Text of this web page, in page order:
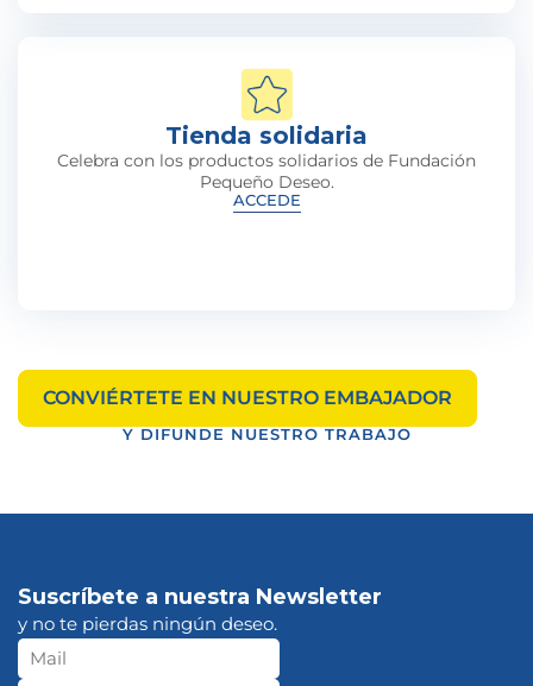
Tienda solidaria
Celebra con los productos solidarios de Fundación
Pequeño Deseo.
ACCEDE
CONVIÉRTETE EN NUESTRO EMBAJADOR
Y DIFUNDE NUESTRO TRABAJO
Suscríbete a nuestra Newsletter
y no te pierdas ningún deseo.